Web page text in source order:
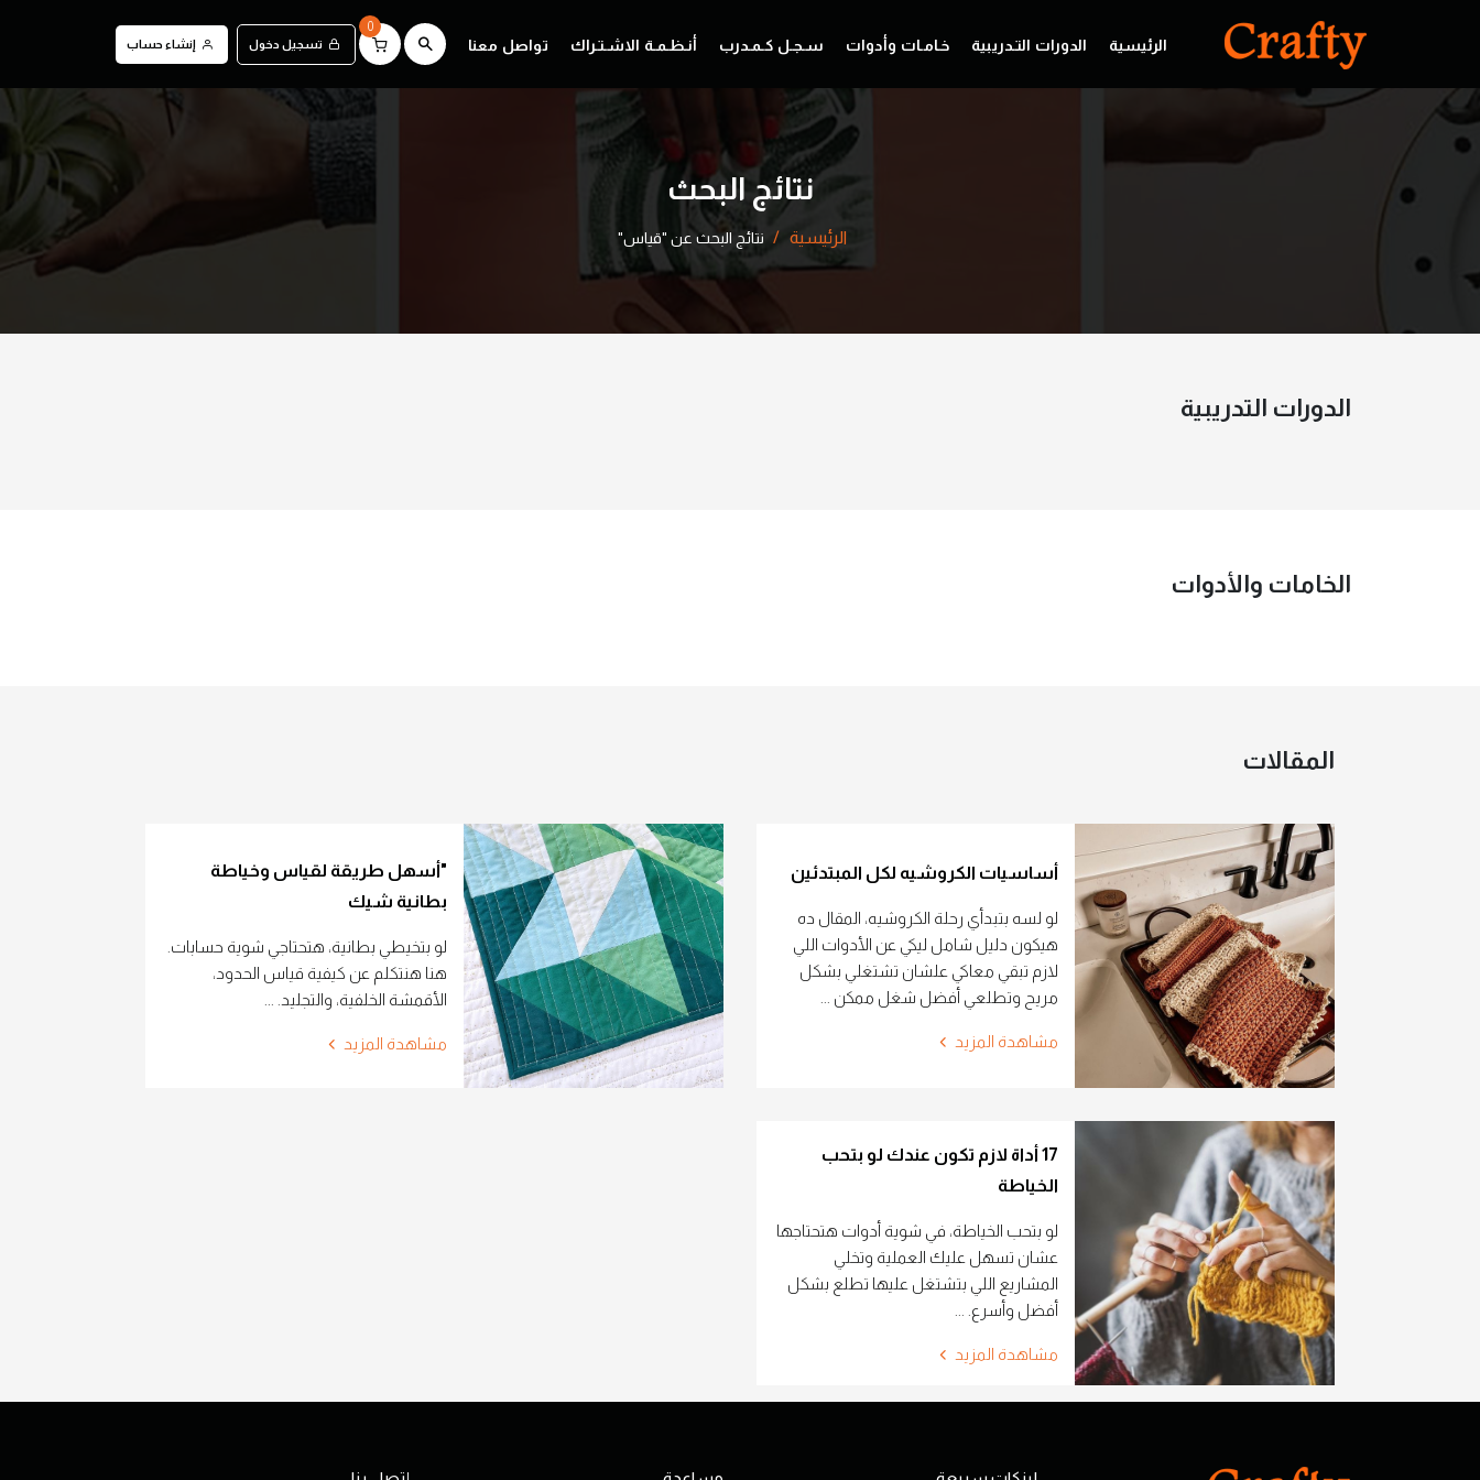
0
تسجيل دخول إنشاء حساب الرئيسية الدورات التـدريبية خـامـات وأدوات سـجـل كـمـدرب أنـظـمـة الاشـتـراك تواصل معنا
نتائج البحث
الرئيسية نتائج البحث عن "قياس"
الدورات التدريبية
الخامات والأدوات
المقالات
أساسيات الكروشيه لكل المبتدئين
لو لسه بتبدأي رحلة الكروشيه، المقال ده
هيكون دليل شامل ليكي عن الأدوات اللي
لازم تبقي معاكي علشان تشتغلي بشكل
مريح وتطلعي أفضل شغل ممكن ...
مشاهدة المزيد
"أسهل طريقة لقياس وخياطة
بطانية شيك
لو بتخيطي بطانية، هتحتاجي شوية حسابات.
هنا هنتكلم عن كيفية قياس الحدود،
الأقمشة الخلفية، والتجليد. ...
مشاهدة المزيد
17 أداة لازم تكون عندك لو بتحب
الخياطة
لو بتحب الخياطة، في شوية أدوات هتحتاجها
عشان تسهل عليك العملية وتخلي
المشاريع اللي بتشتغل عليها تطلع بشكل
أفضل وأسرع. ...
مشاهدة المزيد